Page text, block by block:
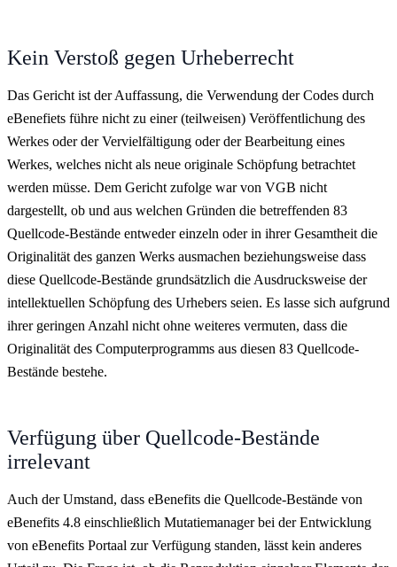
Kein Verstoß gegen Urheberrecht
Das Gericht ist der Auffassung, die Verwendung der Codes durch
eBenefiets führe nicht zu einer (teilweisen) Veröffentlichung des
Werkes oder der Vervielfältigung oder der Bearbeitung eines
Werkes, welches nicht als neue originale Schöpfung betrachtet
werden müsse. Dem Gericht zufolge war von VGB nicht
dargestellt, ob und aus welchen Gründen die betreffenden 83
Quellcode-Bestände entweder einzeln oder in ihrer Gesamtheit die
Originalität des ganzen Werks ausmachen beziehungsweise dass
diese Quellcode-Bestände grundsätzlich die Ausdrucksweise der
intellektuellen Schöpfung des Urhebers seien. Es lasse sich aufgrund
ihrer geringen Anzahl nicht ohne weiteres vermuten, dass die
Originalität des Computerprogramms aus diesen 83 Quellcode-
Bestände bestehe.
Verfügung über Quellcode-Bestände
irrelevant
Auch der Umstand, dass eBenefits die Quellcode-Bestände von
eBenefits 4.8 einschließlich Mutatiemanager bei der Entwicklung
von eBenefits Portaal zur Verfügung standen, lässt kein anderes